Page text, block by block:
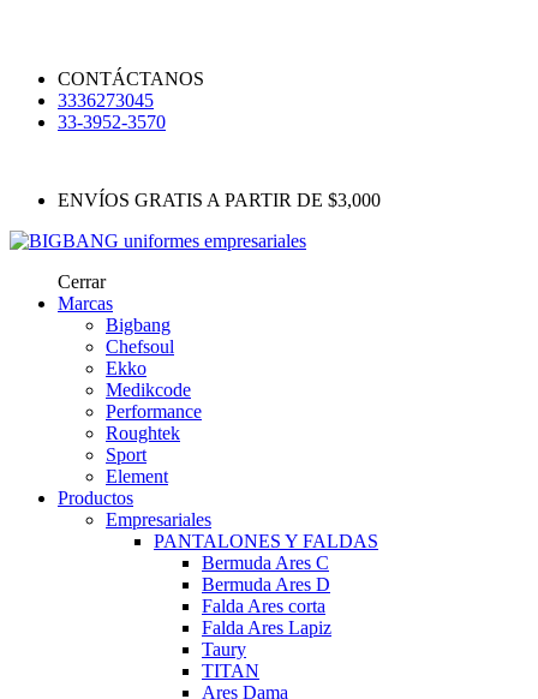
CONTÁCTANOS
3336273045
33-3952-3570
ENVÍOS GRATIS A PARTIR DE $3,000
Cerrar
Marcas
Bigbang
Chefsoul
Ekko
Medikcode
Performance
Roughtek
Sport
Element
Productos
Empresariales
PANTALONES Y FALDAS
Bermuda Ares C
Bermuda Ares D
Falda Ares corta
Falda Ares Lapiz
Taury
TITAN
Ares Dama